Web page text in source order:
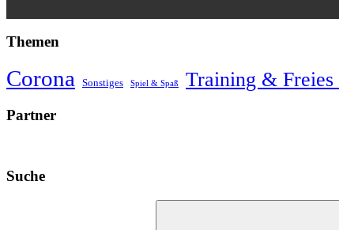
Themen
Corona Sonstiges Spiel & Spaß Training & Freies
Partner
Suche